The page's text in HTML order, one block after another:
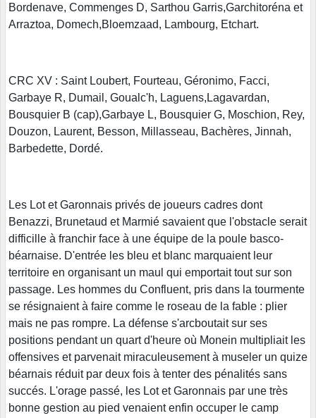
Bordenave, Commenges D, Sarthou Garris,Garchitoréna et
Arraztoa, Domech,Bloemzaad, Lambourg, Etchart.
CRC XV : Saint Loubert, Fourteau, Géronimo, Facci,
Garbaye R, Dumail, Goualc'h, Laguens,Lagavardan,
Bousquier B (cap),Garbaye L, Bousquier G, Moschion, Rey,
Douzon, Laurent, Besson, Millasseau, Bachères, Jinnah,
Barbedette, Dordé.
Les Lot et Garonnais privés de joueurs cadres dont
Benazzi, Brunetaud et Marmié savaient que l'obstacle serait
difficille à franchir face à une équipe de la poule basco-
béarnaise. D'entrée les bleu et blanc marquaient leur
territoire en organisant un maul qui emportait tout sur son
passage. Les hommes du Confluent, pris dans la tourmente
se résignaient à faire comme le roseau de la fable : plier
mais ne pas rompre. La défense s'arcboutait sur ses
positions pendant un quart d'heure où Monein multipliait les
offensives et parvenait miraculeusement à museler un quize
béarnais réduit par deux fois à tenter des pénalités sans
succés. L'orage passé, les Lot et Garonnais par une très
bonne gestion au pied venaient enfin occuper le camp